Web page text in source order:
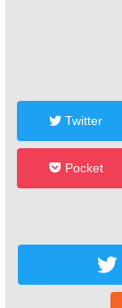
Twitter
Pocket